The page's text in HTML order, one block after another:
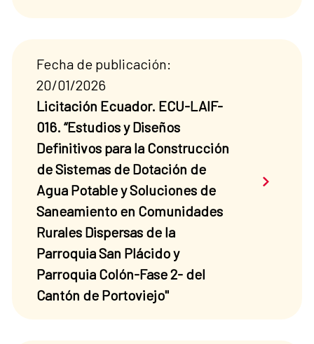
Fecha de publicación:
20/01/2026
Licitación Ecuador. ECU-LAIF-
016. “Estudios y Diseños
Definitivos para la Construcción
de Sistemas de Dotación de
Agua Potable y Soluciones de
Saneamiento en Comunidades
Rurales Dispersas de la
Parroquia San Plácido y
Parroquia Colón-Fase 2- del
Cantón de Portoviejo"
Saber